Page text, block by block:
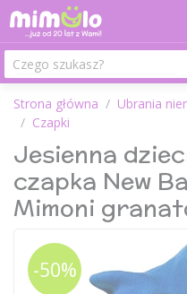
Strona główna Ubrania
Czapki
Jesienna
czapka New
Mimoni
-50%